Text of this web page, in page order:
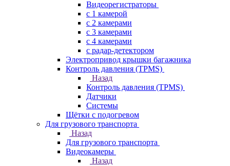
Видеорегистраторы
с 1 камерой
с 2 камерами
с 3 камерами
с 4 камерами
с радар-детектором
Электропривод крышки багажника
Контроль давления (TPMS)
Назад
Контроль давления (TPMS)
Датчики
Системы
Щётки с подогревом
Для грузового транспорта
Назад
Для грузового транспорта
Видеокамеры
Назад